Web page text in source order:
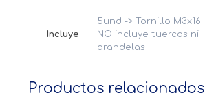
Incluye
5und -> Tornillo M3x16
NO incluye tuercas ni
arandelas
Productos relacionados